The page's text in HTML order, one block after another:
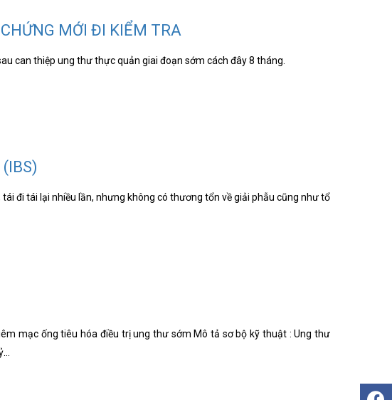
MỚI ĐI KIỂM TRA
can thiệp ung thư thực quản giai đoạn sớm cách đây 8 tháng.
đi tái lại nhiều lần, nhưng không có thương tổn về giải phẫu cũng như tổ
mạc ống tiêu hóa điều trị ung thư sớm Mô tả sơ bộ kỹ thuật : Ung thư